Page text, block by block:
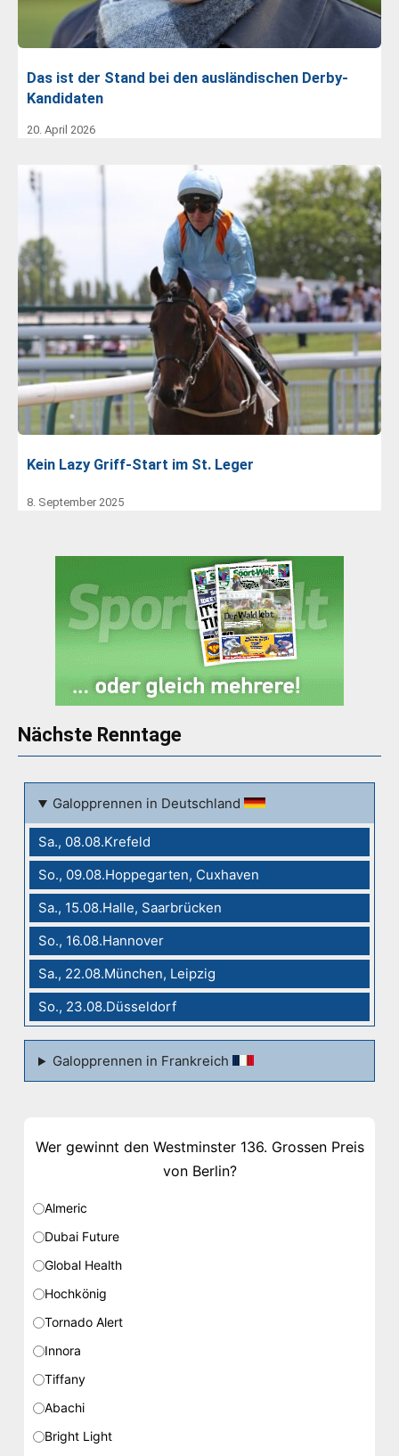
Das ist der Stand bei den ausländischen Derby-
Kandidaten
20. April 2026
Kein Lazy Griff-Start im St. Leger
8. September 2025
Nächste Renntage
Galopprennen in Deutschland
Sa., 08.08.Krefeld
So., 09.08.Hoppegarten, Cuxhaven
Sa., 15.08.Halle, Saarbrücken
So., 16.08.Hannover
Sa., 22.08.München, Leipzig
So., 23.08.Düsseldorf
Galopprennen in Frankreich
Wer gewinnt den Westminster 136. Grossen Preis
von Berlin?
Almeric
Dubai Future
Global Health
Hochkönig
Tornado Alert
Innora
Tiffany
Abachi
Bright Light